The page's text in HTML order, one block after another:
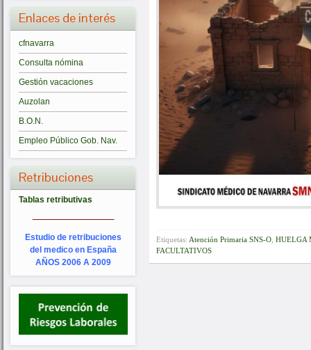
Enlaces de interés
cfnavarra
Consulta nómina
Gestión vacaciones
Auzolan
B.O.N.
Empleo Público Gob. Nav.
Retribuciones
Tablas retributivas
Estudio de retribuciones
del medico en España
AÑOS 2006 A 2009
Etiquetas: Atención Primaria SNS-O HUELGA
FACULTATIVOS